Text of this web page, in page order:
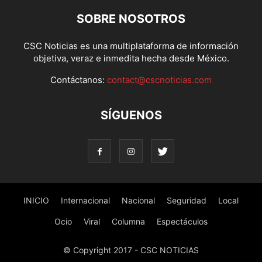
SOBRE NOSOTROS
CSC Noticias es una multiplataforma de información
objetiva, veraz e inmedita hecha desde México.
Contáctanos: contact@cscnoticias.com
SÍGUENOS
INICIO Internacional Nacional Seguridad Local
Ocio Viral Columna Espectáculos
© Copyright 2017 - CSC NOTICIAS